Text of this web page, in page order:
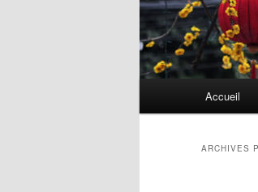
Aller
Aller
Accueil
ARCHIVES